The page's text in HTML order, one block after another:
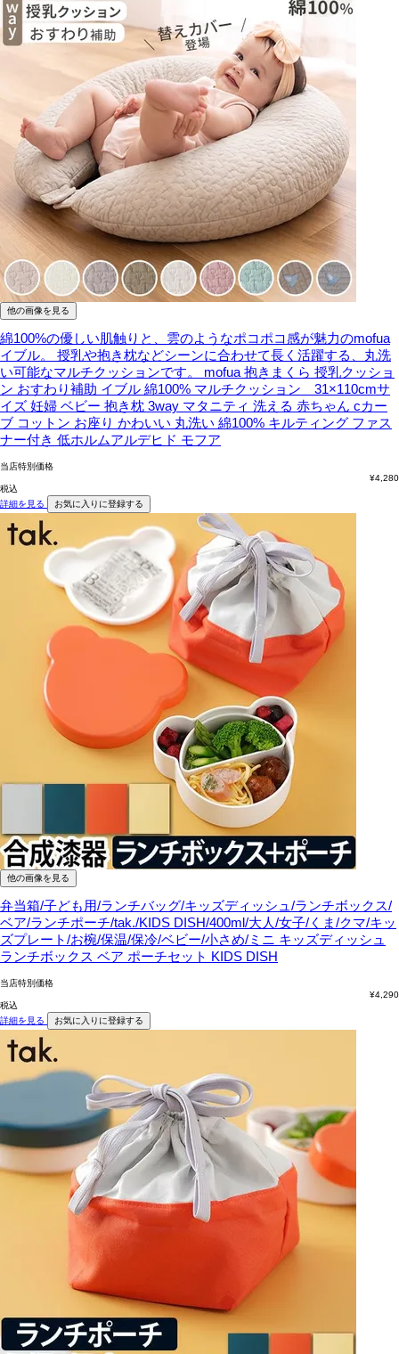
他の画像を見る
綿100%の優しい肌触りと、雲のようなポコポコ感が魅力のmofua
イブル。 授乳や抱き枕などシーンに合わせて長く活躍する、丸洗
い可能なマルチクッションです。
mofua 抱きまくら 授乳クッショ
ン おすわり補助 イブル 綿100% マルチクッション 31×110cmサ
イズ 妊婦 ベビー 抱き枕 3way マタニティ 洗える 赤ちゃん cカー
ブ コットン お座り かわいい 丸洗い 綿100% キルティング ファス
ナー付き 低ホルムアルデヒド モフア
当店特別価格
¥4,280
税込
詳細を見る
お気に入りに登録する
他の画像を見る
弁当箱/子ども用/ランチバッグ/キッズディッシュ/ランチボックス/
ベア/ランチポーチ/tak./KIDS DISH/400ml/大人/女子/くま/クマ/キッ
ズプレート/お椀/保温/保冷/ベビー/小さめ/ミニ キッズディッシュ
ランチボックス ベア ポーチセット KIDS DISH
当店特別価格
¥4,290
税込
詳細を見る
お気に入りに登録する